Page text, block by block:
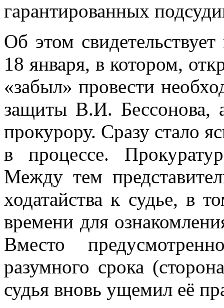
гарантированных
Об этом
18 января, в котором,
«забыл» провести
защиты В.И. Бессонова,
прокурору. Сразу стало
в процессе.
Между тем
ходатайства к судье, в
времени для
Вместо
разумного срока
судья вновь ущемил её